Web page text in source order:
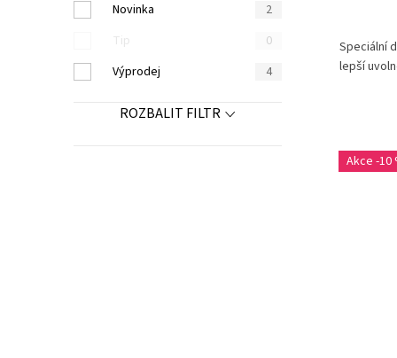
Novinka
2
Tip
0
Výprodej
4
ROZBALIT FILTR
ů
ůSpeciální
lepší
-10